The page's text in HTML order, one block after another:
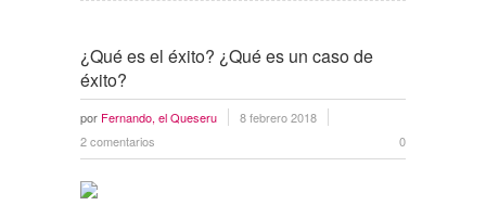
¿Qué es el éxito? ¿Qué es un caso de
éxito?
por Fernando, el Queseru
8 febrero 2018
2 comentarios
0